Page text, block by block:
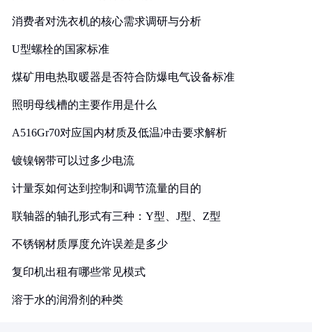
消费者对洗衣机的核心需求调研与分析
U型螺栓的国家标准
煤矿用电热取暖器是否符合防爆电气设备标准
照明母线槽的主要作用是什么
A516Gr70对应国内材质及低温冲击要求解析
镀镍钢带可以过多少电流
计量泵如何达到控制和调节流量的目的
联轴器的轴孔形式有三种：Y型、J型、Z型
不锈钢材质厚度允许误差是多少
复印机出租有哪些常见模式
溶于水的润滑剂的种类